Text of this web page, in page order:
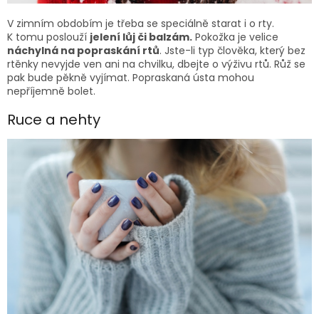
V zimním obdobím je třeba se speciálně starat i o rty.
K tomu poslouží jelení lůj či balzám. Pokožka je velice
náchylná na popraskání rtů. Jste-li typ člověka, který bez
rtěnky nevyjde ven ani na chvilku, dbejte o výživu rtů. Růž se
pak bude pěkně vyjímat. Popraskaná ústa mohou
nepříjemně bolet.
Ruce a nehty